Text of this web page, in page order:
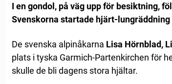
I en gondol, på väg upp för besiktning,
Svenskorna startade hjärt-lungräddning
De svenska alpinåkarna Lisa Hörnblad,
plats i tyska Garmich-Partenkirchen för
skulle de bli dagens stora hjältar.